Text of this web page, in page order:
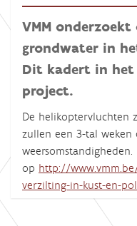
VMM
grondwater in
Dit kadert in het
project.
De helikoptervluchten
zullen een 3-tal
op http://
verzilting-in-kust-en-